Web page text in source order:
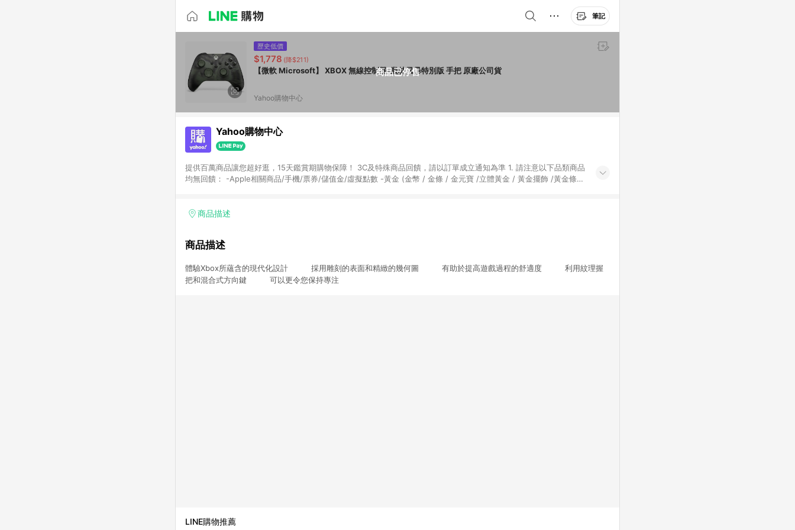
筆記
商品已停售
歷史低價
$1,778 (降$211)
【微軟 Microsoft】 XBOX 無線控制器-叢林風暴特別版 手把 原廠公司貨
Yahoo購物中心
Yahoo購物中心
提供百萬商品讓您超好逛，15天鑑賞期購物保障！ 3C及特殊商品回饋，請以訂單成立通知為準 1. 請注意以下品類商品
均無回饋： -Apple相關商品/手機/票券/儲值金/虛擬點數 -黃金 (金幣 / 金條 / 金元寶 /立體黃金 / 黃金擺飾 /黃金條
Yahoo超贈點回饋者 - 購物中心商店之商品：商品賣場中有標示「商店」及顯示商店名稱者(指定活動店家除外) 3. 訂
商品描述
商品描述
體驗Xbox所蘊含的現代化設計 採用雕刻的表面和精緻的幾何圖 有助於提高遊戲過程的舒適度 利用紋理握
把和混合式方向鍵 可以更令您保持專注
LINE購物推薦